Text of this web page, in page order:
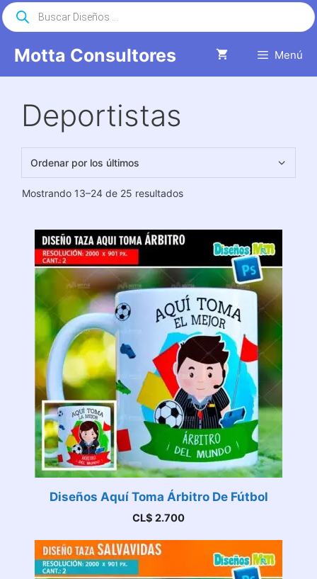
Saltar
al
Motta Consultores Menú
Búsqueda
de
productos
Deportistas
Mostrando 13–24 de 25 resultadosOrdenado
últimos
Diseños Aquí Toma Árbitro De Fútbol
CL$ 2.700